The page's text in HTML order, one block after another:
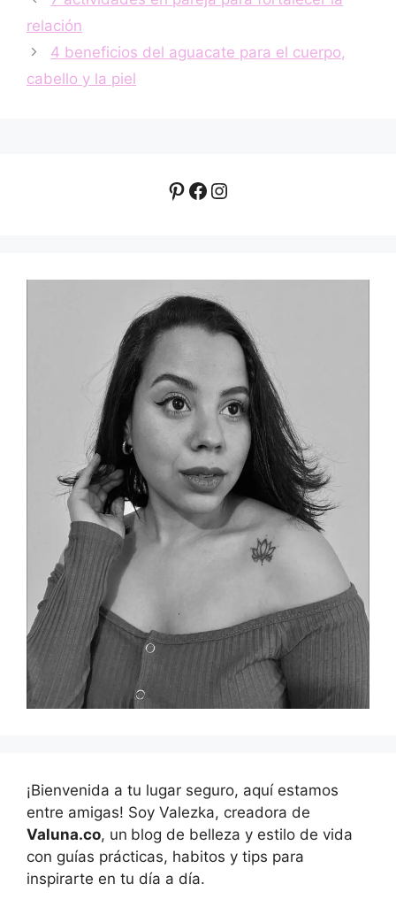
relación
4 beneficios del aguacate para el cuerpo,
cabello y la piel
Pinterest
Facebook
Instagram
¡Bienvenida a tu lugar seguro, aquí estamos
entre amigas! Soy Valezka, creadora de
Valuna.co, un blog de belleza y estilo de vida
con guías prácticas, habitos y tips para
inspirarte en tu día a día.